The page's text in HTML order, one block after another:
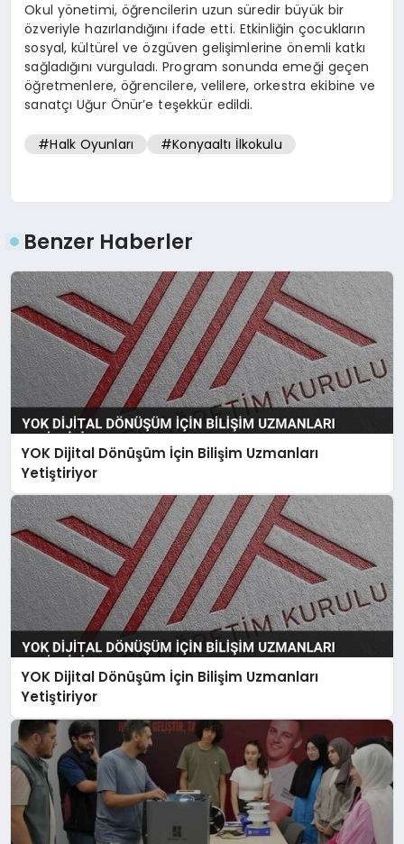
Okul yönetimi, öğrencilerin uzun süredir büyük bir
özveriyle hazırlandığını ifade etti. Etkinliğin çocukların
sosyal, kültürel ve özgüven gelişimlerine önemli katkı
sağladığını vurguladı. Program sonunda emeği geçen
öğretmenlere, öğrencilere, velilere, orkestra ekibine ve
sanatçı Uğur Önür’e teşekkür edildi.
#Halk Oyunları #Konyaaltı İlkokulu
Benzer Haberler
YOK Dijital Dönüşüm İçin Bilişim Uzmanları
Yetiştiriyor
YOK Dijital Dönüşüm İçin Bilişim Uzmanları
Yetiştiriyor